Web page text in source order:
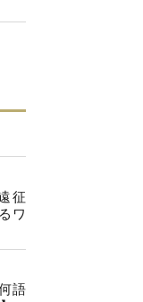
征
ワ
語